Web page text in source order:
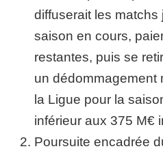
diffuserait les matchs
saison en cours,
restantes, puis se
un dédommagement
la Ligue pour la
inférieur aux 375 M€
Poursuite encadrée